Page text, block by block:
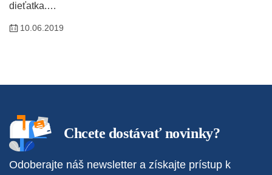
dieťatka.…
10.06.2019
Chcete dostávať novinky?
Odoberajte náš newsletter a získajte prístup k